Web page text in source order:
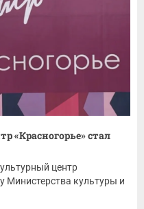
«Красногорье» стал
центр
Министерства культуры и